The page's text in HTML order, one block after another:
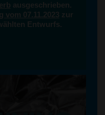
ausgeschrieben.
vom 07.11.2023 zur
Entwurfs.